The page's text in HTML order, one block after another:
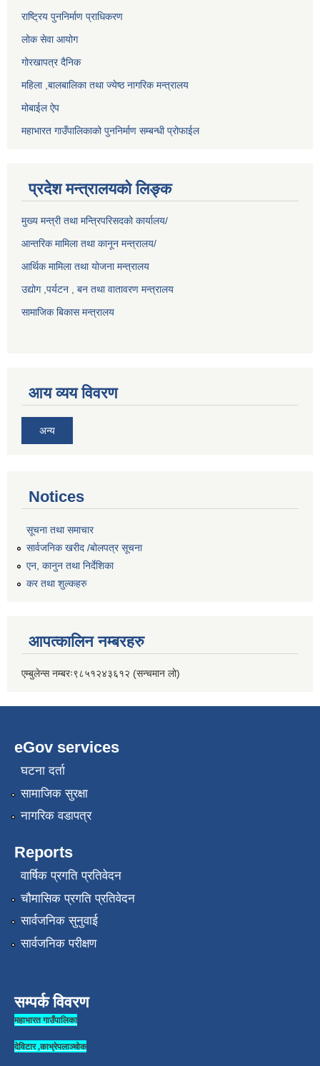
राष्ट्रिय पुननिर्माण प्राधिकरण
लोक सेवा आयोग
गोरखापत्र दैनिक
महिला ,बालबालिका तथा ज्येष्ठ नागरिक मन्त्रालय
मोबाईल ऐप
महाभारत गाउँपालिकाको पुननिर्माण सम्बन्धी प्रोफाईल
प्रदेश मन्त्रालयको लिङ्क
मुख्य मन्त्री तथा मन्त्रिपरिसदको कार्यालय/
आन्तरिक मामिला तथा कानून मन्त्रालय/
आर्थिक मामिला तथा योजना मन्त्रालय
उद्योग ,पर्यटन , बन तथा वातावरण मन्त्रालय
सामाजिक बिकास मन्त्रालय
आय व्यय विवरण
अन्य
Notices
सूचना तथा समाचार
सार्वजनिक खरीद /बोलपत्र सूचना
एन, कानुन तथा निर्देशिका
कर तथा शुल्कहरु
आपत्कालिन नम्बरहरु
एम्बुलेन्स नम्बरः९८५१२४३६१२ (सन्चमान लो)
eGov services
घटना दर्ता
सामाजिक सुरक्षा
नागरिक वडापत्र
Reports
वार्षिक प्रगति प्रतिवेदन
चौमासिक प्रगति प्रतिवेदन
सार्वजनिक सुनुवाई
सार्वजनिक परीक्षण
सम्पर्क विवरण
महाभारत गाउँपालिका
देविटार ,काभ्रेपलाञ्चोक